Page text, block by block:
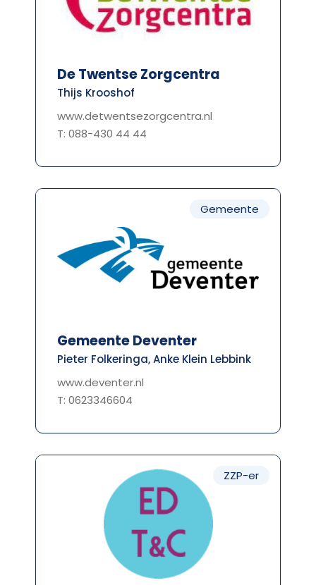
De Twentse Zorgcentra
Thijs Krooshof
www.detwentsezorgcentra.nl
T: 088-430 44 44
Gemeente
Gemeente Deventer
Pieter Folkeringa, Anke Klein Lebbink
www.deventer.nl
T: 0623346604
ZZP-er